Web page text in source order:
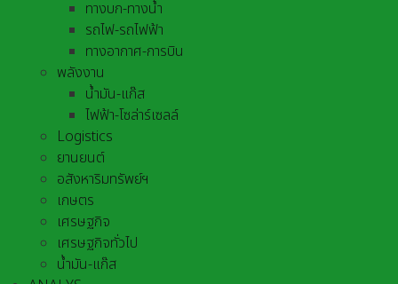
ทางบก-ทางน้ำ
รถไฟ-รถไฟฟ้า
ทางอากาศ-การบิน
พลังงาน
น้ำมัน-แก๊ส
ไฟฟ้า-โซล่าร์เซลล์
Logistics
ยานยนต์
อสังหาริมทรัพย์ฯ
เกษตร
เศรษฐกิจ
เศรษฐกิจทั่วไป
น้ำมัน-แก๊ส